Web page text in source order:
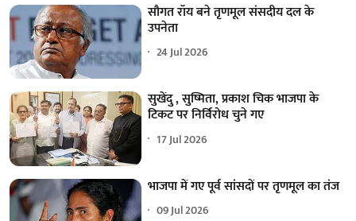
सौगत रॉय बने तृणमूल संसदीय दल के
उपनेता
24 Jul 2026
सुखेंदु , सुष्मिता, प्रकाश चिक भाजपा के
टिकट पर निर्विरोध चुने गए
17 Jul 2026
भाजपा में गए पूर्व सांसदों पर तृणमूल का तंज
09 Jul 2026